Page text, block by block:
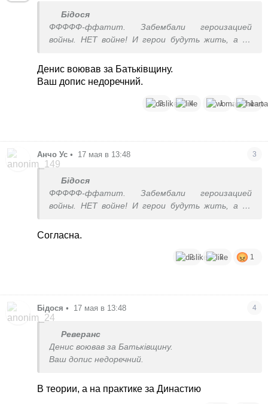
Бідося
ФФФФФ-ффатит. Забембали героизацией
войны. НЕТ войне! И герои будуть жить, а не
Денис воював за Батьківщину.
Ваш допис недоречний.
3 4 1 1
Анчо Ус • 17 мая в 13:48 3
Бідося
ФФФФФ-ффатит. Забембали героизацией
войны. НЕТ войне! И герои будуть жить, а не
Согласна.
2 3 1
Бідося • 17 мая в 13:48 4
Реверанс
Денис воював за Батьківщину.
Ваш допис недоречний.
В теории, а на практике за Династию